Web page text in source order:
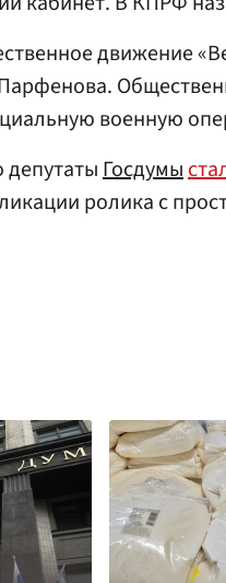
движение
военную
депутатыГосдумы
ролика с